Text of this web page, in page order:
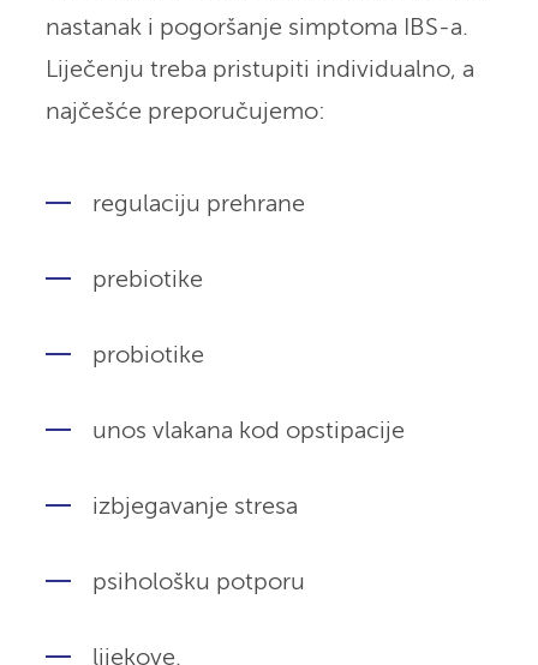
nastanak i pogoršanje simptoma IBS-a.
Liječenju treba pristupiti individualno, a
najčešće preporučujemo:
regulaciju prehrane
prebiotike
probiotike
unos vlakana kod opstipacije
izbjegavanje stresa
psihološku potporu
lijekove.